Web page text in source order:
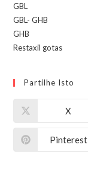
GBL
GBL- GHB
GHB
Restaxil gotas
Partilhe Isto
X
Pinterest